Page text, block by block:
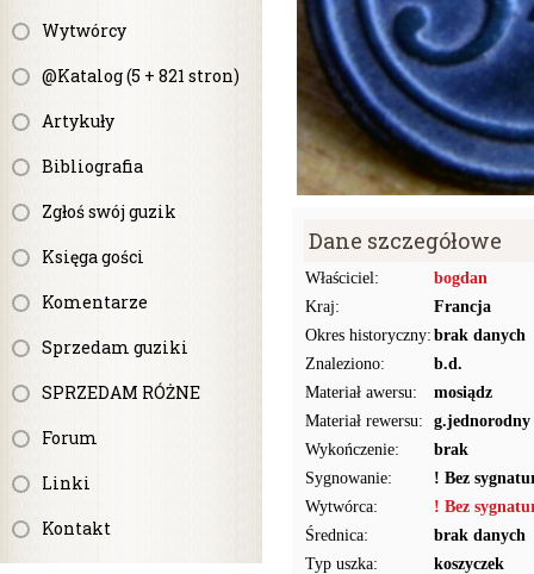
Wytwórcy
@Katalog (5 + 821 stron)
Artykuły
Bibliografia
Zgłoś swój guzik
Księga gości
Komentarze
Sprzedam guziki
SPRZEDAM RÓŻNE
Forum
Linki
Kontakt
Dane szczegółowe
Właściciel:
bogdan
Kraj:
Francja
Okres historyczny: brak danych
Znaleziono:
b.d.
Materiał awersu:
mosiądz
Materiał rewersu:
g.jednorodny
Wykończenie:
brak
Sygnowanie:
! Bez
Wytwórca:
! Bez
Średnica:
brak danych
Typ uszka:
koszyczek